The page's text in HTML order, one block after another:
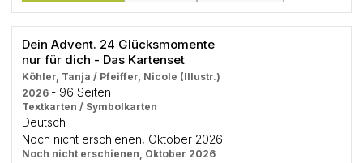
Dein Advent. 24 Glücksmomente
nur für dich - Das Kartenset
Köhler, Tanja / Pfeiffer, Nicole (Illustr.)
2026 - 96 Seiten
Textkarten / Symbolkarten
Deutsch
Noch nicht erschienen, Oktober 2026
Noch nicht erschienen, Oktober 2026